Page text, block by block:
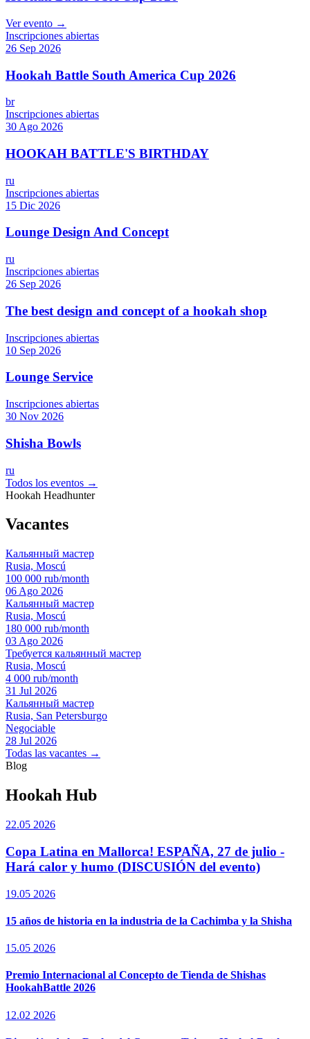
Ver evento →
Inscripciones abiertas
26 Sep 2026
Hookah Battle South America Cup 2026
br
Inscripciones abiertas
30 Ago 2026
HOOKAH BATTLE'S BIRTHDAY
ru
Inscripciones abiertas
15 Dic 2026
Lounge Design And Concept
ru
Inscripciones abiertas
26 Sep 2026
The best design and concept of a hookah shop
Inscripciones abiertas
10 Sep 2026
Lounge Service
Inscripciones abiertas
30 Nov 2026
Shisha Bowls
ru
Todos los eventos →
Hookah Headhunter
Vacantes
Кальянный мастер
Rusia, Moscú
100 000 rub/month
06 Ago 2026
Кальянный мастер
Rusia, Moscú
180 000 rub/month
03 Ago 2026
Требуется кальянный мастер
Rusia, Moscú
4 000 rub/month
31 Jul 2026
Кальянный мастер
Rusia, San Petersburgo
Negociable
28 Jul 2026
Todas las vacantes →
Blog
Hookah Hub
22.05 2026
Copa Latina en Mallorca! ESPAÑA, 27 de julio -
Hará calor y humo (DISCUSIÓN del evento)
19.05 2026
15 años de historia en la industria de la Cachimba y la Shisha
15.05 2026
Premio Internacional al Concepto de Tienda de Shishas
HookahBattle 2026
12.02 2026